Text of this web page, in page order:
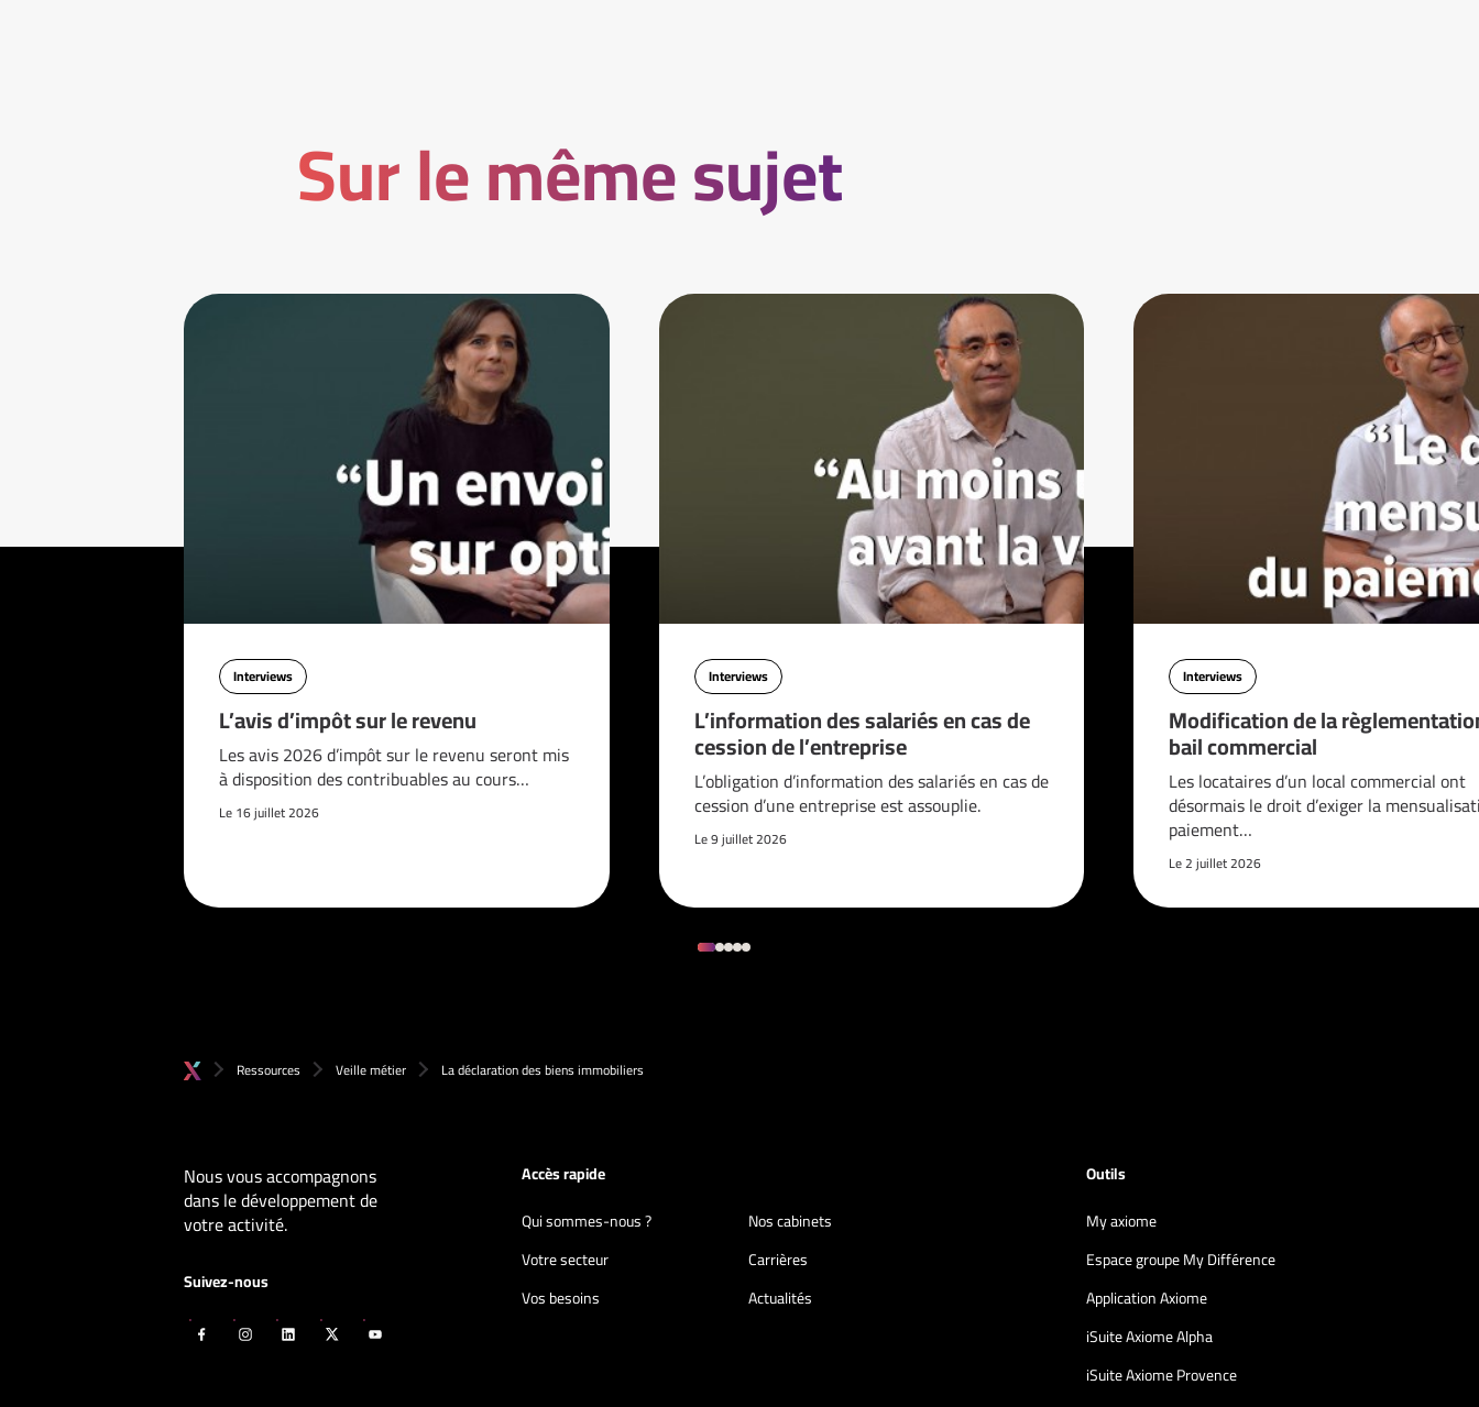
Sur le même sujet
Interviews
L’avis d’impôt sur le revenu
Les avis 2026 d’impôt sur le revenu seront mis
à disposition des contribuables au cours…
Le 16 juillet 2026
Interviews
L’information des salariés en cas de
cession de l’entreprise
L’obligation d’information des salariés en cas de
cession d’une entreprise est assouplie.
Le 9 juillet 2026
Interviews
Modification de la
bail commercial
Les locataires d’un local commercial ont
désormais le droit d’exiger la
paiement…
Le 2 juillet 2026
Ressources Veille métier La déclaration des biens immobiliers
Nous vous accompagnons
dans le développement de
votre activité.
Suivez-nous
Accès rapide
Qui sommes-nous ?
Nos cabinets
Votre secteur
Carrières
Vos besoins
Actualités
Outils
My axiome
Espace groupe My Différence
Application Axiome
iSuite Axiome Alpha
iSuite Axiome Provence